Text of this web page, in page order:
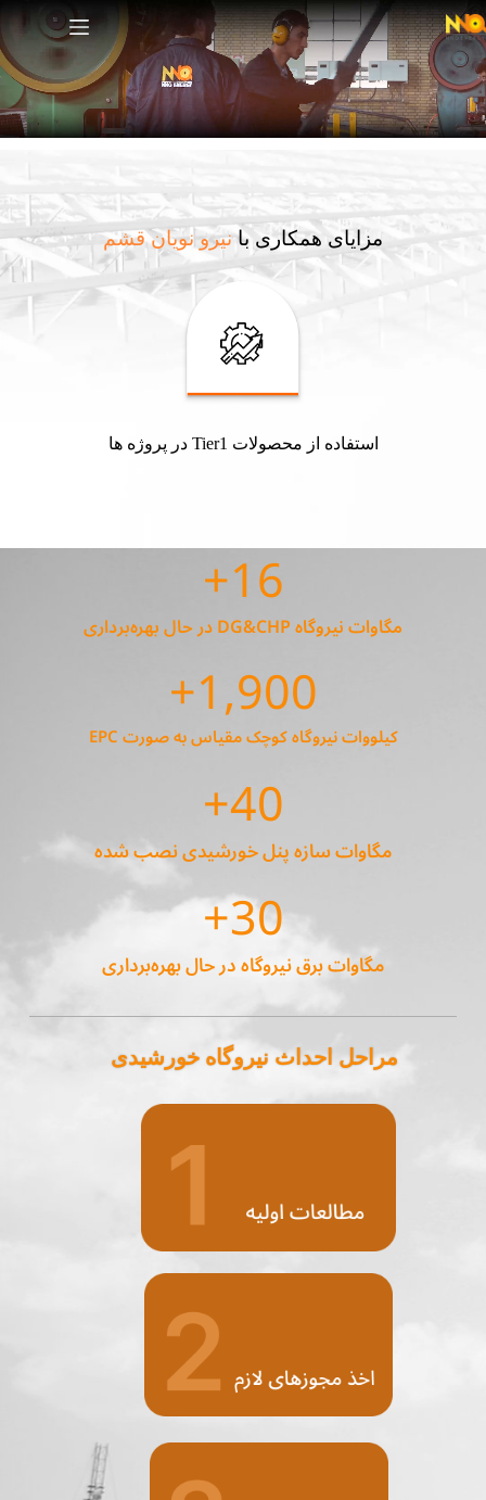
مزایای همکاری با نیرو نویان قشم
استفاده از محصولات Tier1 در پروژه ها
مگاوات نیروگاه DG&CHP در حال بهره‌برداری 16
+
کیلووات نیروگاه کوچک مقیاس به صورت EPC
1,900
+
مگاوات سازه پنل خورشیدی نصب شده
40
+
مگاوات برق نیروگاه در حال بهره‌برداری
30
+
مراحل احداث نیروگاه خورشیدی